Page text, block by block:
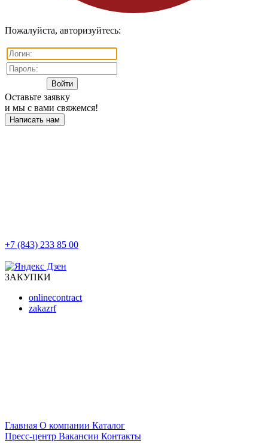
Пожалуйста, авторизуйтесь:
Оставьте заявку
и мы с вами свяжемся!
Написать нам
+7 (843) 233 85 00
ЗАКУПКИ
onlinecontract
zakazrf
Главная О компании Каталог
Пресс-центр Вакансии Контакты